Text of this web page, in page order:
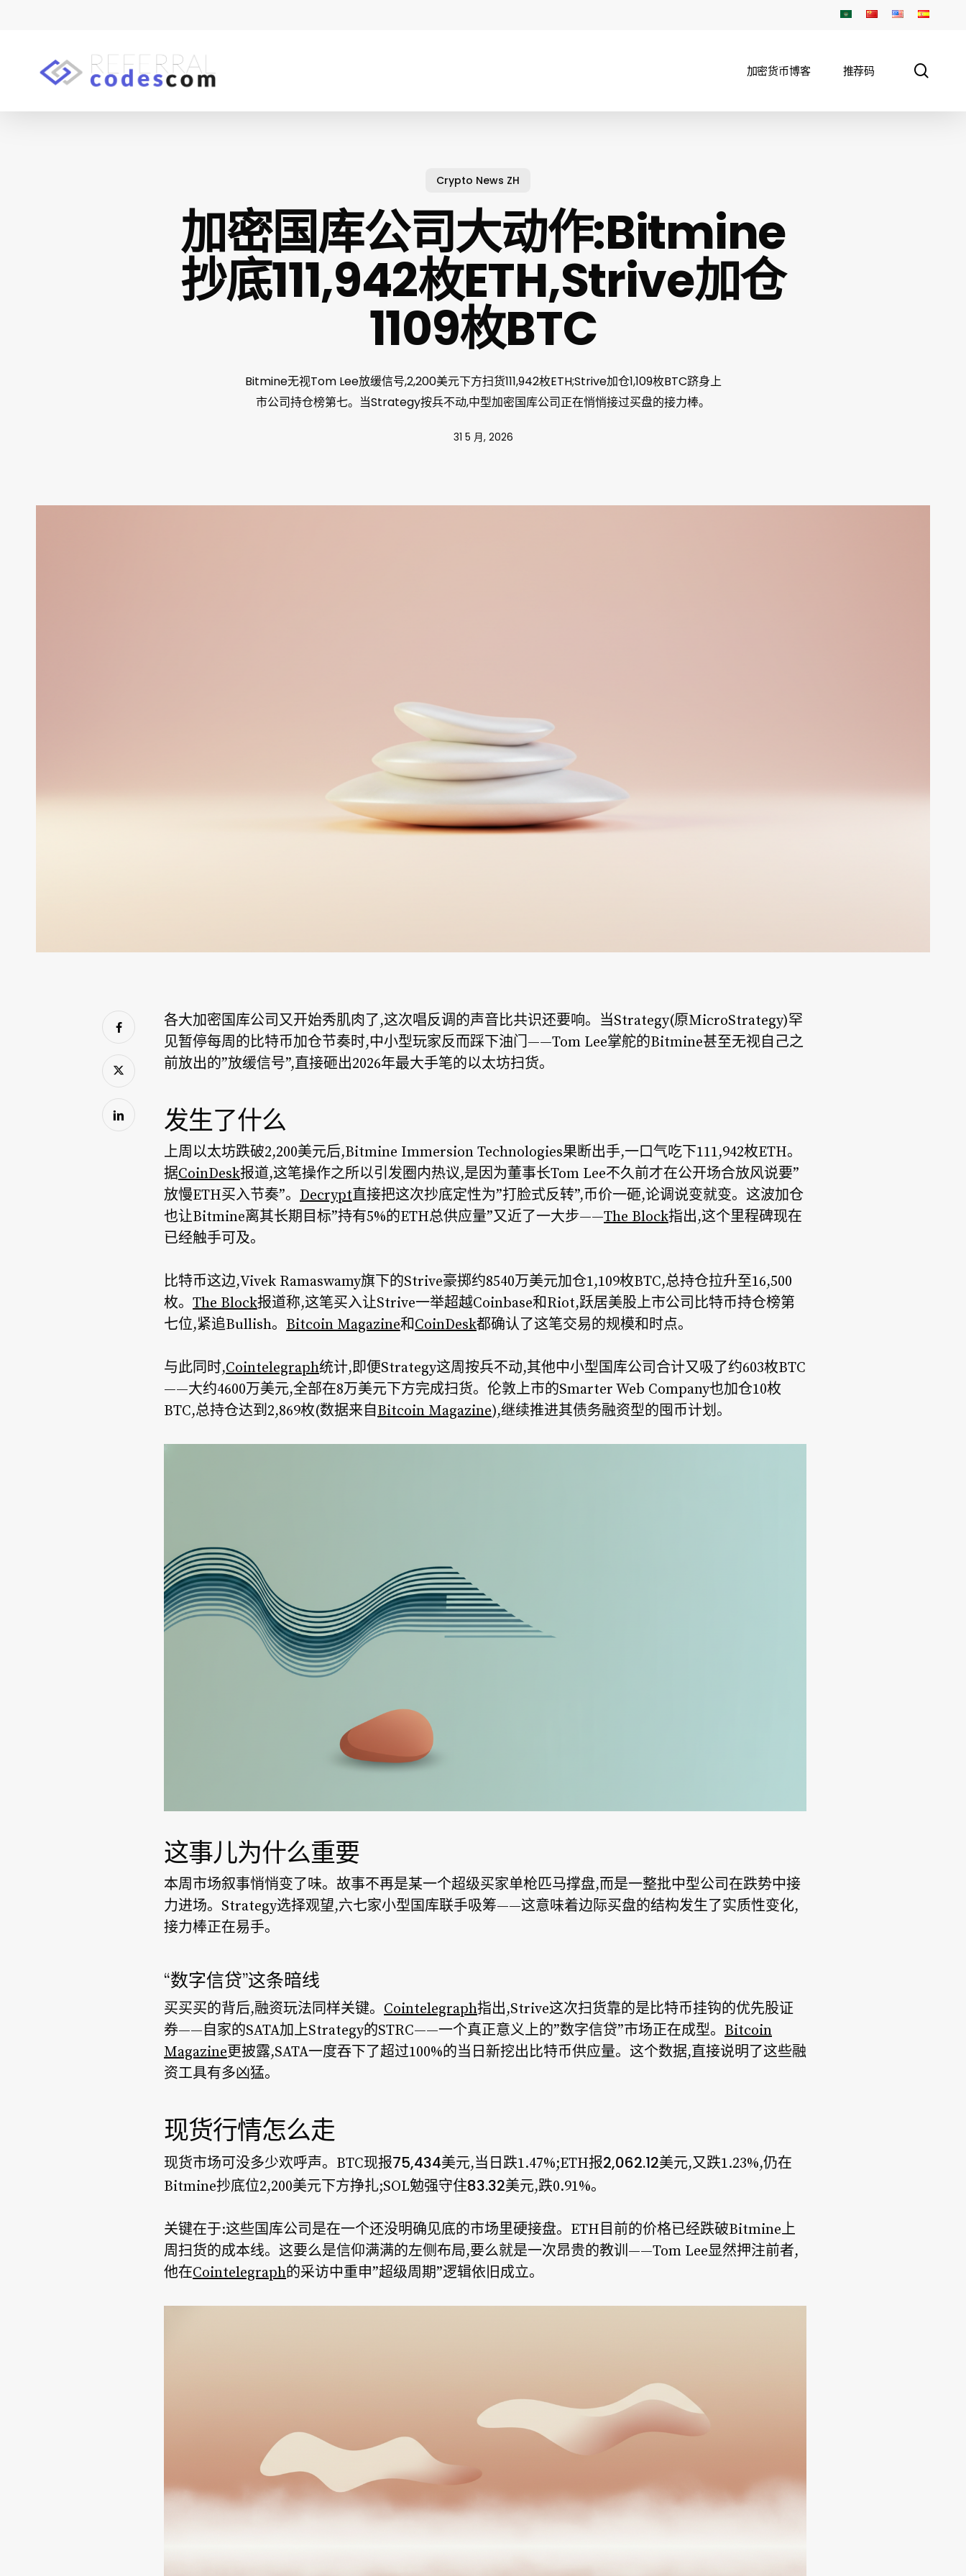
content
加密货币博客 推荐码
Crypto News ZH
加密国库公司大动作:Bitmine
抄底111,942枚ETH,Strive加仓
1109枚BTC
Bitmine无视Tom Lee放缓信号,2,200美元下方扫货111,942枚ETH;Strive加仓1,109枚BTC跻身上
市公司持仓榜第七。当Strategy按兵不动,中型加密国库公司正在悄悄接过买盘的接力棒。
31 5 月, 2026
各大加密国库公司又开始秀肌肉了,这次唱反调的声音比共识还要响。当Strategy(原MicroStrategy)罕
见暂停每周的比特币加仓节奏时,中小型玩家反而踩下油门——Tom Lee掌舵的Bitmine甚至无视自己之
前放出的”放缓信号”,直接砸出2026年最大手笔的以太坊扫货。
发生了什么
上周以太坊跌破2,200美元后,Bitmine Immersion Technologies果断出手,一口气吃下111,942枚ETH。
据CoinDesk报道,这笔操作之所以引发圈内热议,是因为董事长Tom Lee不久前才在公开场合放风说要”
放慢ETH买入节奏”。 Decrypt直接把这次抄底定性为”打脸式反转”,币价一砸,论调说变就变。这波加仓
也让Bitmine离其长期目标”持有5%的ETH总供应量”又近了一大步——The Block指出,这个里程碑现在
已经触手可及。
比特币这边,Vivek Ramaswamy旗下的Strive豪掷约8540万美元加仓1,109枚BTC,总持仓拉升至16,500
枚。 The Block报道称,这笔买入让Strive一举超越Coinbase和Riot,跃居美股上市公司比特币持仓榜第
七位,紧追Bullish。 Bitcoin Magazine和CoinDesk都确认了这笔交易的规模和时点。
与此同时,Cointelegraph统计,即便Strategy这周按兵不动,其他中小型国库公司合计又吸了约603枚BTC
——大约4600万美元,全部在8万美元下方完成扫货。伦敦上市的Smarter Web Company也加仓10枚
BTC,总持仓达到2,869枚(数据来自 Bitcoin Magazine),继续推进其债务融资型的囤币计划。
这事儿为什么重要
本周市场叙事悄悄变了味。故事不再是某一个超级买家单枪匹马撑盘,而是一整批中型公司在跌势中接
力进场。Strategy选择观望,六七家小型国库联手吸筹——这意味着边际买盘的结构发生了实质性变化,
接力棒正在易手。
“数字信贷”这条暗线
买买买的背后,融资玩法同样关键。 Cointelegraph指出,Strive这次扫货靠的是比特币挂钩的优先股证
券——自家的SATA加上Strategy的STRC——一个真正意义上的”数字信贷”市场正在成型。 Bitcoin
Magazine更披露,SATA一度吞下了超过100%的当日新挖出比特币供应量。这个数据,直接说明了这些融
资工具有多凶猛。
现货行情怎么走
现货市场可没多少欢呼声。BTC现报75,434美元,当日跌1.47%;ETH报2,062.12美元,又跌1.23%,仍在
Bitmine抄底位2,200美元下方挣扎;SOL勉强守住83.32美元,跌0.91%。
关键在于:这些国库公司是在一个还没明确见底的市场里硬接盘。ETH目前的价格已经跌破Bitmine上
周扫货的成本线。这要么是信仰满满的左侧布局,要么就是一次昂贵的教训——Tom Lee显然押注前者,
他在Cointelegraph的采访中重申”超级周期”逻辑依旧成立。